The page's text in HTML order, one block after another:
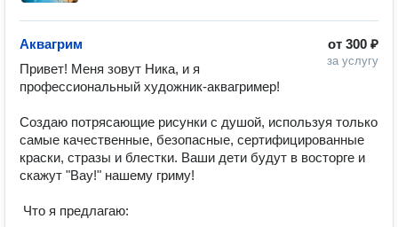
от 300 ₽
за услугу
Аквагрим
Привет! Меня зовут Ника, и я
профессиональный художник-аквагример!
Создаю потрясающие рисунки с душой, используя только
самые качественные, безопасные, сертифицированные
краски, стразы и блестки. Ваши дети будут в восторге и
скажут "Вау!" нашему гриму!